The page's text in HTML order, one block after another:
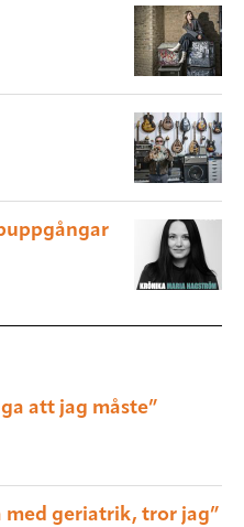
att jag måste”
med geriatrik, tror jag”